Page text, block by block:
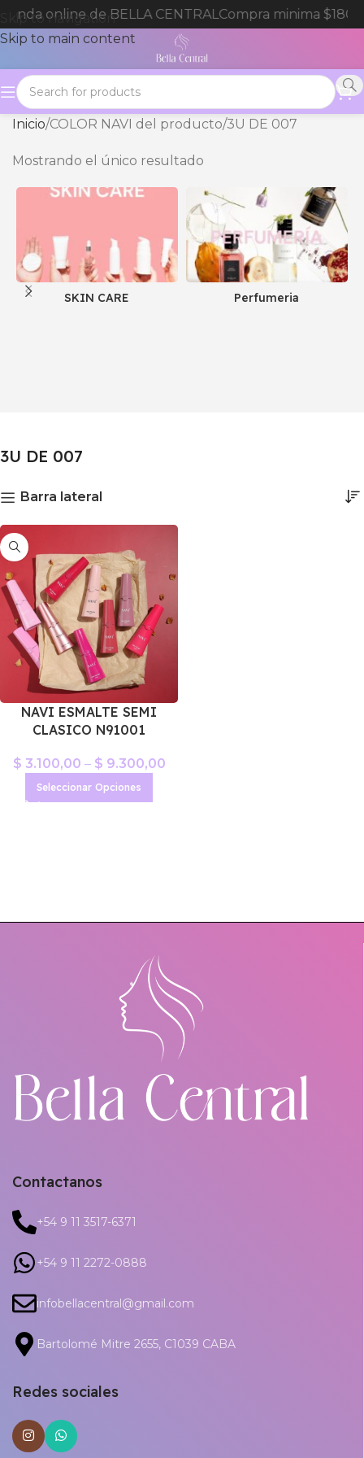
Skip to navigation
Skip to main content
online de BELLA CENTRALCompra minima
Inicio COLOR NAVI del producto 3U DE 007
Mostrando el único resultado
SKIN CARE Perfumeria
3U DE 007
Barra lateral
NAVI ESMALTE SEMI
CLASICO N91001
$ 3.100,00 – $ 9.300,00
Seleccionar Opciones
Contactanos
+54 9 11 3517-6371
+54 9 11 2272-0888
infobellacentral@gmail.com
Bartolomé Mitre 2655, C1039 CABA
Redes sociales